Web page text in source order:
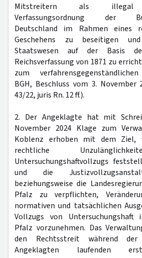
Mitstreitern als illegal
Verfassungsordnung der
Deutschland im Rahmen eines
Geschehens zu beseitigen
Staatswesen auf der Basis
Reichsverfassung von 1871 zu
zum
BGH, Beschluss vom 3. November
43/22, juris Rn. 12 ff.).
2. Der Angeklagte hat mit
November 2024 Klage zum
Koblenz erhoben mit dem Ziel,
rechtliche
Untersuchungshaftvollzugs
und die
beziehungsweise die
Pfalz zu verpflichten,
normativen und tatsächlichen
Vollzugs von Untersuchungshaft
Pfalz vorzunehmen. Das
den Rechtsstreit während
Angeklagten laufenden